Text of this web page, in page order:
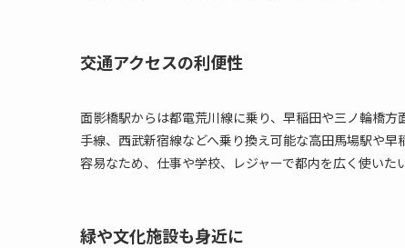
交通アクセスの利便性
面影橋駅からは都電荒川線に乗り、早稲田や三ノ輪橋
手線、西武新宿線などへ乗り換え可能な高田馬場駅や
容易なため、仕事や学校、レジャーで都内を広く使いた
緑や文化施設も身近に